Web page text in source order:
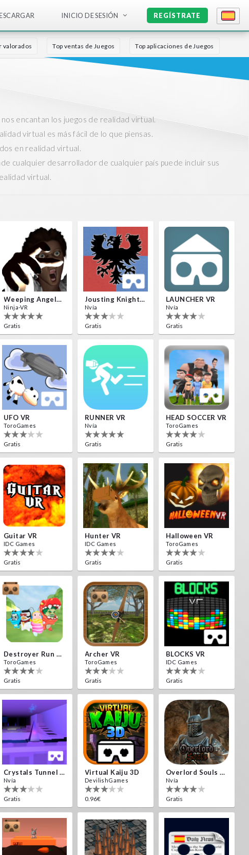
INICIO DE SESIÓN REGÍSTRATE
valorados Top ventas de Juegos Top aplicaciones de Juegos
encantan los juegos de realidad virtual.
virtual es más fácil de lo que piensas.
en realidad virtual.
cualquier desarrollador de cualquier país puede incluir sus
virtual.
Weeping Angels VR
Ninja-VR
Gratis
Jousting Knights VR
Nvía
Gratis
LAUNCHER VR
Nvía
Gratis
UFO VR
ToroGames
Gratis
RUNNER VR
Nvía
Gratis
HEAD SOCCER VR
ToroGames
Gratis
Guitar VR
IDC Games
Gratis
Hunter VR
IDC Games
Gratis
Halloween VR
ToroGames
Gratis
Destroyer Run VR
ToroGames
Gratis
Archer VR
ToroGames
Gratis
BLOCKS VR
IDC Games
Gratis
Crystals Tunnel VR
Nvía
Gratis
Virtual Kaiju 3D
DevilishGames
0.96€
Overlord Souls VR
Nvía
Gratis